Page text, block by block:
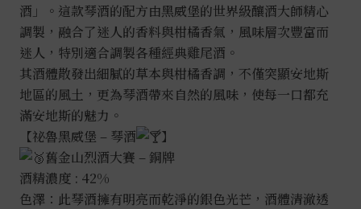
酒」。這款琴酒的配方由黑威堡的世界級釀酒大師精心
調製，融合了迷人的香料與柑橘香氣，風味層次豐富而
迷人，特別適合調製各種經典雞尾酒。
其酒體散發出細膩的草本與柑橘香調，不僅突顯安地斯
地區的風土，更為琴酒帶來自然的風味，使每一口都充
滿安地斯的魅力。
【祕魯黑威堡 – 琴酒
】
舊金山烈酒大賽 – 銅牌
酒精濃度 : 42%
色澤：此琴酒擁有明亮而乾淨的銀色光芒，酒體清澈透